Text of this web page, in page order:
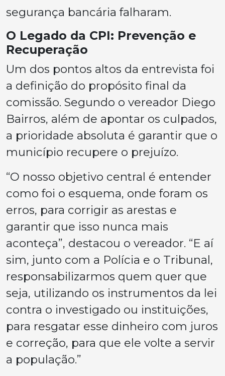
segurança bancária falharam.
O Legado da CPI: Prevenção e
Recuperação
Um dos pontos altos da entrevista foi
a definição do propósito final da
comissão. Segundo o vereador Diego
Bairros, além de apontar os culpados,
a prioridade absoluta é garantir que o
município recupere o prejuízo.
“O nosso objetivo central é entender
como foi o esquema, onde foram os
erros, para corrigir as arestas e
garantir que isso nunca mais
aconteça”, destacou o vereador. “E aí
sim, junto com a Polícia e o Tribunal,
responsabilizarmos quem quer que
seja, utilizando os instrumentos da lei
contra o investigado ou instituições,
para resgatar esse dinheiro com juros
e correção, para que ele volte a servir
a população.”